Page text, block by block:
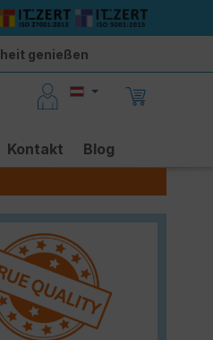
genießen
Kontakt Blog